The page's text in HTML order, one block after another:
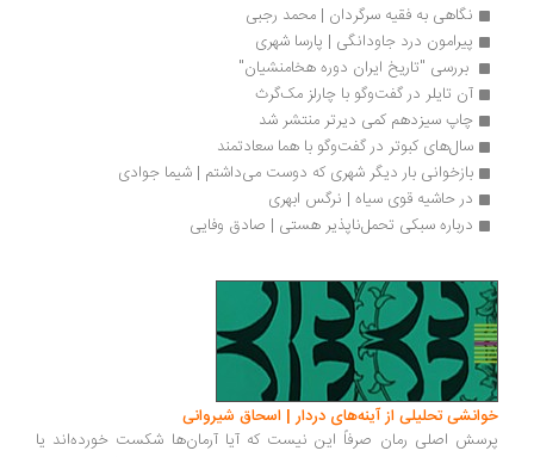
نگاهی به فقیه سرگردان | محمد رجبی
پیرامون درد جاودانگی | پارسا شهری
بررسی "تاریخ ایران دوره هخامنشیان"
آن تایلر در گفت‌وگو با چارلز مک‌گرث
چاپ سیزدهم کمی دیرتر منتشر شد
سال‌های کبوتر در گفت‌وگو با هما سعادتمند
بازخوانی بار دیگر شهری که دوست می‌داشتم | شیما جوادی
در حاشیه قوی سیاه | نرگس ابهری
درباره سبکی تحمل‌ناپذیر هستی | صادق وفایی
تحلیلی از آینه‌های دردار | اسحاق شیروانی
اصلی رمان صرفاً این نیست که آیا آرمان‌ها شکست خورده‌اند یا